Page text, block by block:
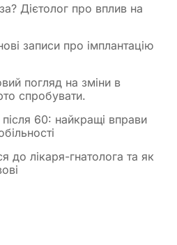
Дієтолог про вплив на
записи про імплантацію
погляд на зміни в
спробувати.
після 60: найкращі вправи
до лікаря-гнатолога та як